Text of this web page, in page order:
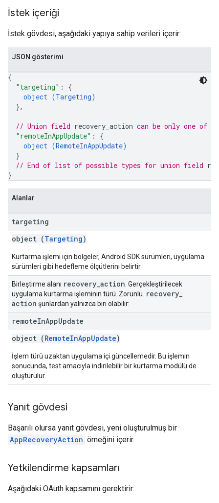
İstek içeriği
İstek gövdesi, aşağıdaki yapıya sahip verileri içerir:
JSON gösterimi
{
"targeting" : {
object (Targeting)
},
// Union field recovery_action can be only one of
"remoteInAppUpdate" : {
object (RemoteInAppUpdate)
}
// End of list of possible types for union field
}
Alanlar
targeting
object (Targeting)
Kurtarma işlemi için bölgeler, Android SDK sürümleri, uygulama
sürümleri gibi hedefleme ölçütlerini belirtir.
Birleştirme alanı recovery action . Gerçekleştirilecek
uygulama kurtarma işleminin türü. Zorunlu. recovery
action şunlardan yalnızca biri olabilir:
remoteInAppUpdate
object (RemoteInAppUpdate)
İşlem türü uzaktan uygulama içi güncellemedir. Bu işlemin
sonucunda, test amacıyla indirilebilir bir kurtarma modülü de
oluşturulur.
Yanıt gövdesi
Başarılı olursa yanıt gövdesi, yeni oluşturulmuş bir
AppRecoveryAction örneğini içerir.
Yetkilendirme kapsamları
Aşağıdaki OAuth kapsamını gerektirir: